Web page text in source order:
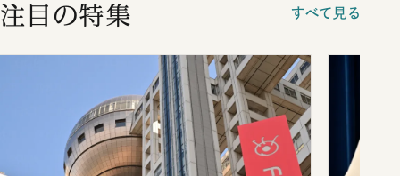
注目の特集 すべて見る